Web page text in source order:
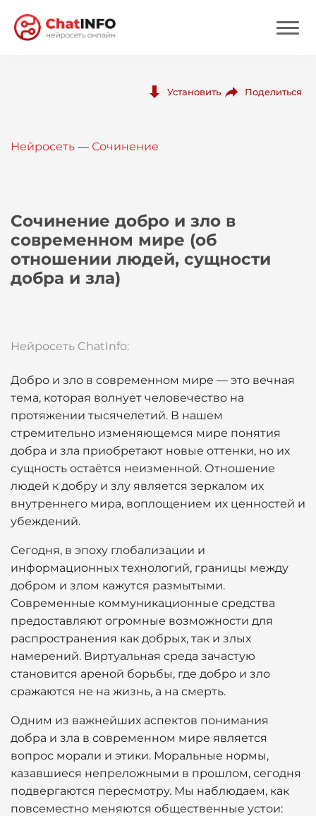
Вход
Установить Поделиться
Нейросеть — Сочинение
Сочинение добро и зло в
современном мире (об
отношении людей, сущности
добра и зла)
Нейросеть ChatInfo:
Добро и зло в современном мире — это вечная
тема, которая волнует человечество на
протяжении тысячелетий. В нашем
стремительно изменяющемся мире понятия
добра и зла приобретают новые оттенки, но их
сущность остаётся неизменной. Отношение
людей к добру и злу является зеркалом их
внутреннего мира, воплощением их ценностей и
убеждений.
Сегодня, в эпоху глобализации и
информационных технологий, границы между
добром и злом кажутся размытыми.
Современные коммуникационные средства
предоставляют огромные возможности для
распространения как добрых, так и злых
намерений. Виртуальная среда зачастую
становится ареной борьбы, где добро и зло
сражаются не на жизнь, а на смерть.
Одним из важнейших аспектов понимания
добра и зла в современном мире является
вопрос морали и этики. Моральные нормы,
казавшиеся непреложными в прошлом, сегодня
подвергаются пересмотру. Мы наблюдаем, как
повсеместно меняются общественные устои: